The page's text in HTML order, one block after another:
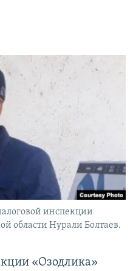
инспекции
области Нурали Болтаев.
«Озодлика»